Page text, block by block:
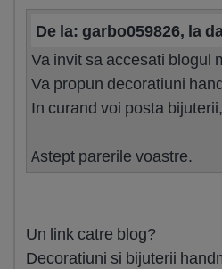
De la: garbo059826, la
Va invit sa accesati blogul
Va propun decoratiuni
In curand voi posta
Astept parerile voastre.
Un link catre blog?
Decoratiuni si bijuterii